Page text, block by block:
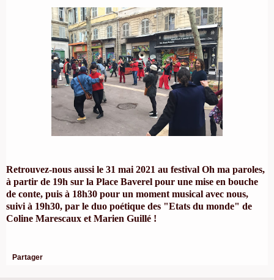
Retrouvez-nous aussi le 31 mai 2021 au festival Oh ma paroles,
à partir de 19h sur la Place Baverel pour une mise en bouche
de conte, puis à 18h30 pour un moment musical avec nous,
suivi à 19h30, par le duo poétique des "Etats du monde" de
Coline Marescaux et Marien Guillé !
Partager